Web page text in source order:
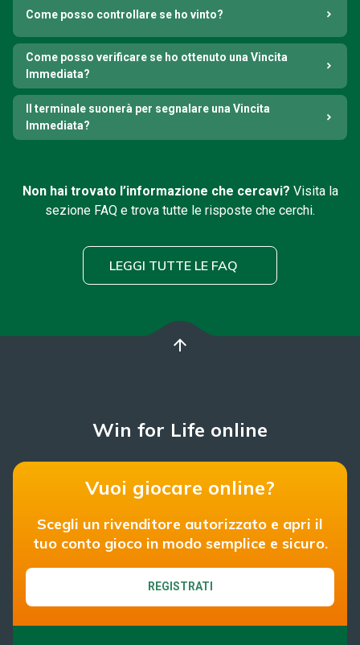
Come posso controllare se ho vinto?
Come posso verificare se ho ottenuto una Vincita
Immediata?
Il terminale suonerà per segnalare una Vincita
Immediata?
Non hai trovato l’informazione che cercavi? Visita la
sezione FAQ e trova tutte le risposte che cerchi.
LEGGI TUTTE LE FAQ
arrow_upward
Win for Life online
Vuoi giocare online?
Scegli un rivenditore autorizzato e apri il
tuo conto gioco in modo semplice e sicuro.
REGISTRATI